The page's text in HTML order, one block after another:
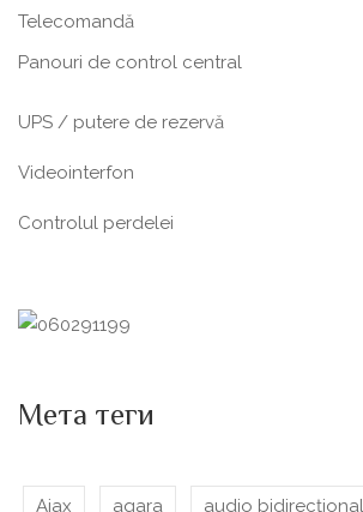
Telecomandă
Panouri de control central
UPS / putere de rezervă
Videointerfon
Сontrolul perdelei
Мета теги
Ajax aqara audio bidirecțional